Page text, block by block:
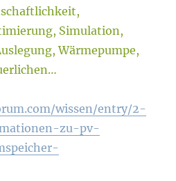
Simulation,
Wärmepumpe,
wissen/entry/2-
zu-pv-